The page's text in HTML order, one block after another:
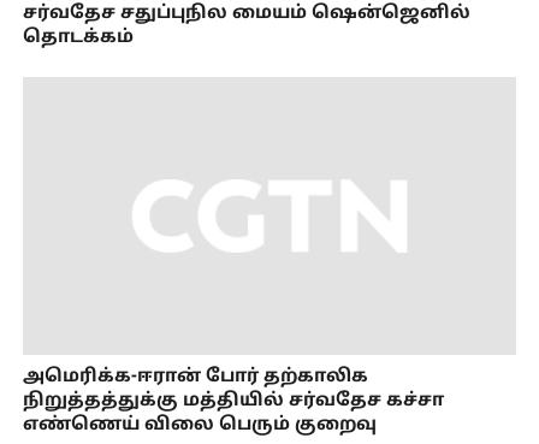
சர்வதேச சதுப்புநில மையம் ஷென்ஜெனில்
தொடக்கம்
அமெரிக்க-ஈரான் போர் தற்காலிக
நிறுத்தத்துக்கு மத்தியில் சர்வதேச கச்சா
எண்ணெய் விலை பெரும் குறைவு